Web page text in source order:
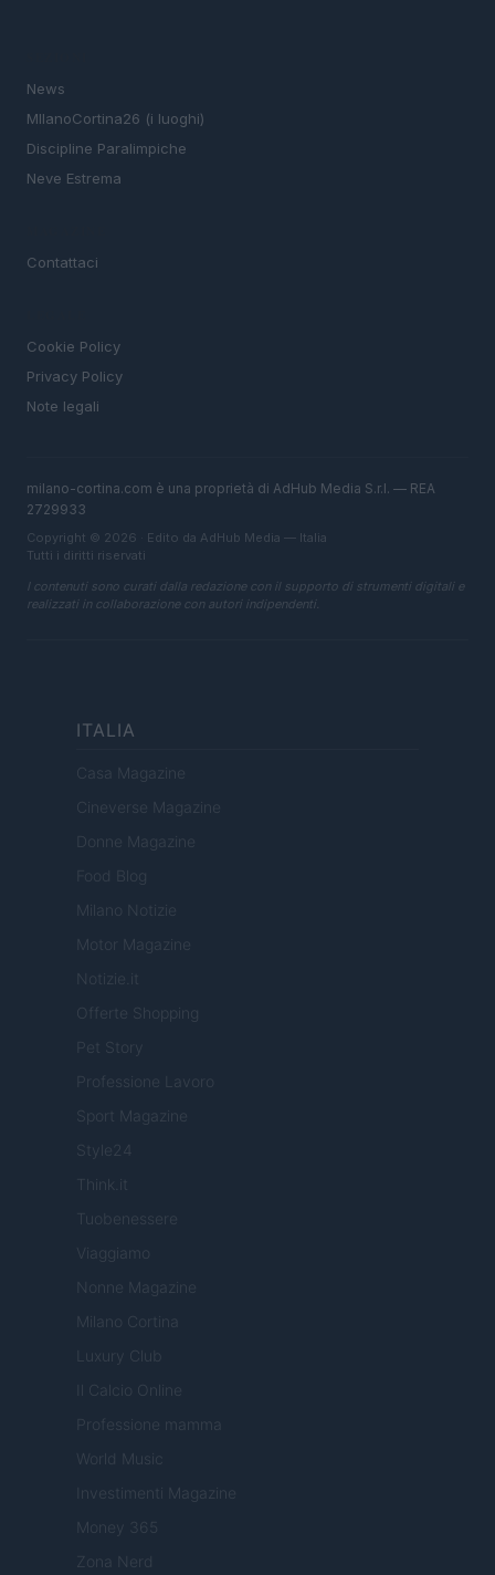
News
MIlanoCortina26 (i luoghi)
Discipline Paralimpiche
Neve Estrema
Contattaci
Cookie Policy
Privacy Policy
Note legali
milano-cortina.com è una proprietà di AdHub Media S.r.l. — REA
2729933
Copyright © 2026 · Edito da AdHub Media — Italia
Tutti i diritti riservati
I contenuti sono curati dalla redazione con il supporto di strumenti digitali e
realizzati in collaborazione con autori indipendenti.
ITALIA
Casa Magazine
Cineverse Magazine
Donne Magazine
Food Blog
Milano Notizie
Motor Magazine
Notizie.it
Offerte Shopping
Pet Story
Professione Lavoro
Sport Magazine
Style24
Think.it
Tuobenessere
Viaggiamo
Nonne Magazine
Milano Cortina
Luxury Club
Il Calcio Online
Professione mamma
World Music
Investimenti Magazine
Money 365
Zona Nerd